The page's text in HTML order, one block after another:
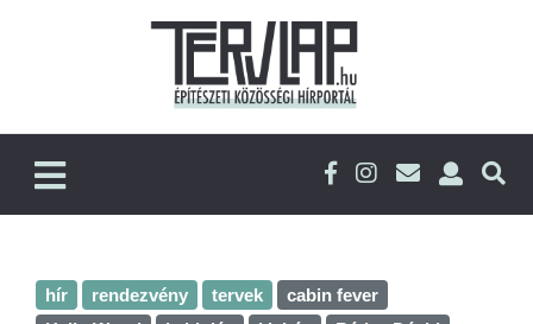
hír rendezvény tervek
cabin fever